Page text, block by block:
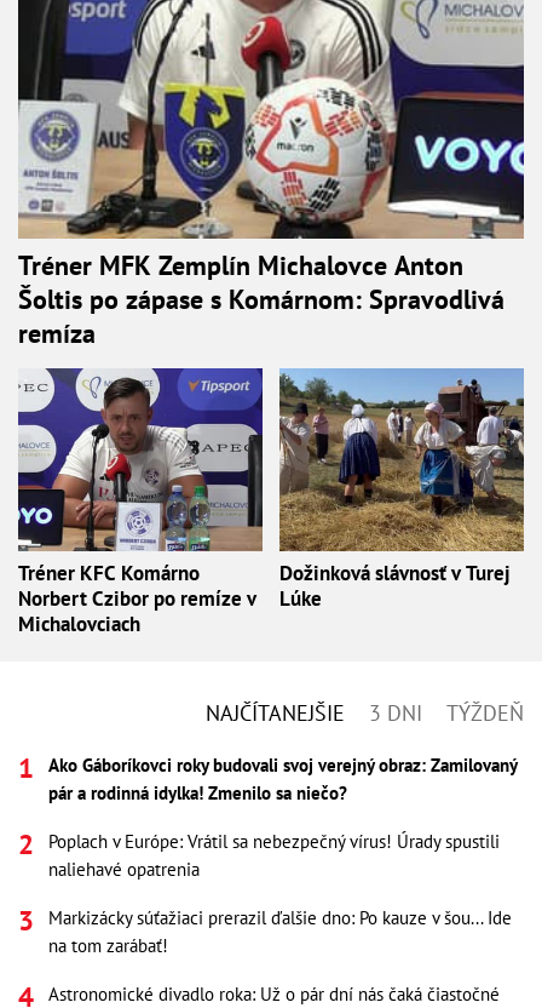
Tréner MFK Zemplín Michalovce Anton
Šoltis po zápase s Komárnom: Spravodlivá
remíza
Tréner KFC Komárno
Norbert Czibor po remíze v
Michalovciach
Dožinková slávnosť v Turej
Lúke
NAJČÍTANEJŠIE 3 DNI TÝŽDEŇ
Ako Gáboríkovci roky budovali svoj verejný obraz: Zamilovaný
pár a rodinná idylka! Zmenilo sa niečo?
Poplach v Európe: Vrátil sa nebezpečný vírus! Úrady spustili
naliehavé opatrenia
Markizácky súťažiaci prerazil ďalšie dno: Po kauze v šou... Ide
na tom zarábať!
Astronomické divadlo roka: Už o pár dní nás čaká čiastočné